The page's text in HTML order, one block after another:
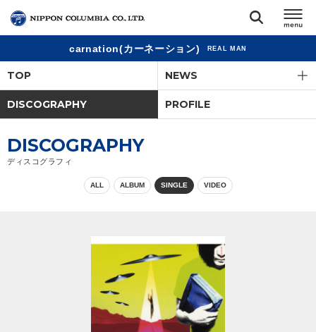
閉じる
アーティスト
carnation(カーネーション) REAL MAN
TOP NEWS
DISCOGRAPHY PROFILE
DISCOGRAPHY
ディスコグラフィ
ALL ALBUM SINGLE VIDEO